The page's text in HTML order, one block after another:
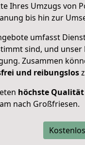
Ihres Umzugs von
bis hin zur
umfasst
sind, und
Zusammen
und reibungslos
höchste Qualität
nach Großfriesen.